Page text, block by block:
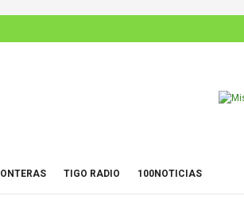
TIGO RADIO 100NOTICIAS